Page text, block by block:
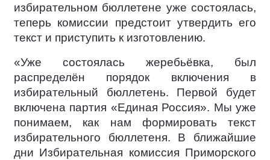
избирательном бюллетене уже состоялась,
теперь комиссии предстоит утвердить его
текст и приступить к изготовлению.
«Уже состоялась жеребьёвка, был
распределён порядок включения в
избирательный бюллетень. Первой будет
включена партия «Единая Россия». Мы уже
понимаем, как нам формировать текст
избирательного бюллетеня. В ближайшие
дни Избирательная комиссия Приморского